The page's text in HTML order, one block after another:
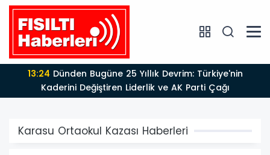
13:24
Kaderini Değiştiren Liderlik ve AK Parti Çağı
Karasu Ortaokul Kazası Haberleri